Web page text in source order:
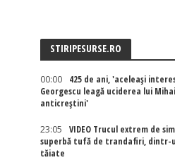
STIRIPESURSE.RO
00:00
425 de ani, 'aceleași
Georgescu leagă uciderea lui
anticreștini'
23:05
VIDEO Trucul extrem de
superbă tufă de trandafiri, dintr-
tăiate